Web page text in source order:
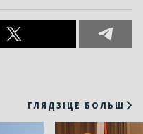
ГЛЯДЗІЦЕ БОЛЬШ